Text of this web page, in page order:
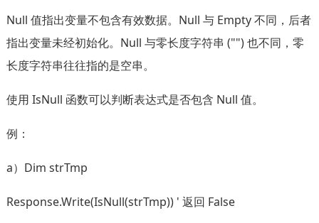
Null 值指出变量不包含有效数据。Null 与 Empty 不同，后者
指出变量未经初始化。Null 与零长度字符串 ("") 也不同，零
长度字符串往往指的是空串。
使用 IsNull 函数可以判断表达式是否包含 Null 值。
例：
a）Dim strTmp
Response.Write(IsNull(strTmp)) ' 返回 False